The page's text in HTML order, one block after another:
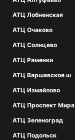
АТЦ Лобненская
АТЦ Очаково
АТЦ Солнцево
АТЦ Раменки
АТЦ Варшавское ш
АТЦ Измайлово
АТЦ Проспект Мира
АТЦ Зеленоград
АТЦ Подольск